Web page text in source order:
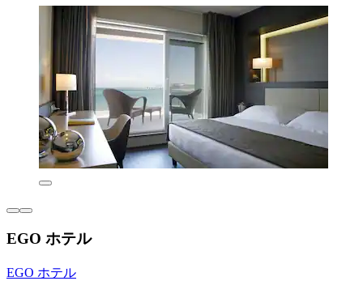
EGO ホテル
EGO ホテル